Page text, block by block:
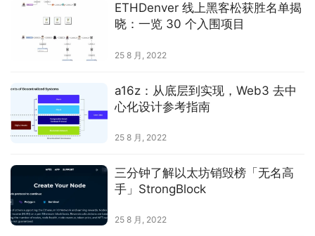
首
ETHDenver 线上黑客松获胜名单揭
晓：一览 30 个入围项目
25 8 月, 2022
a16z：从底层到实现，Web3 去中
心化设计参考指南
25 8 月, 2022
三分钟了解以太坊销毁榜「无名高
手」StrongBlock
25 8 月, 2022